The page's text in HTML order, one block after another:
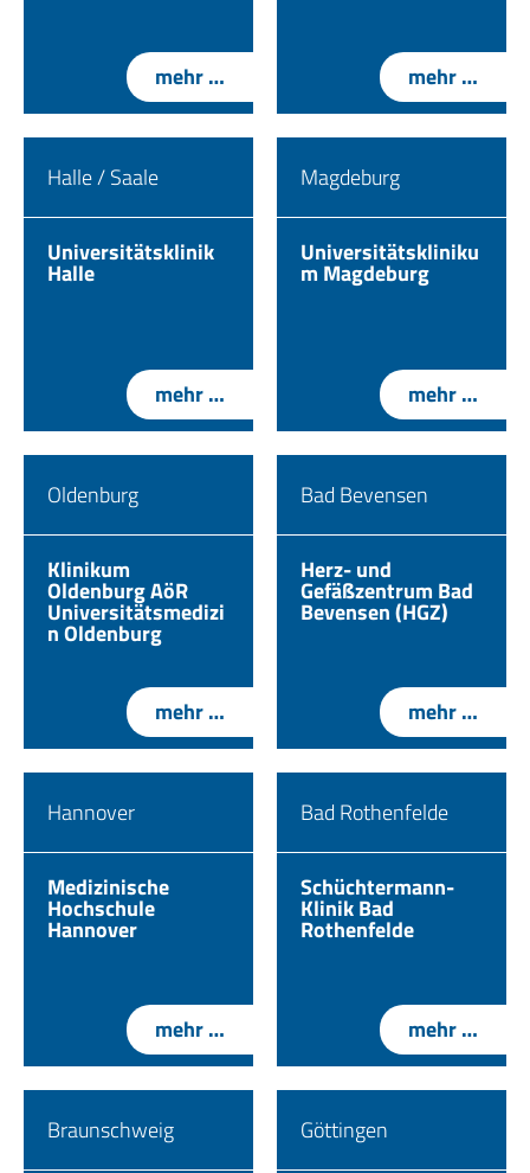
mehr … mehr …
Halle / Saale
Universitätsklinik
Halle
mehr …
Magdeburg
Universitätskliniku
m Magdeburg
mehr …
Oldenburg
Klinikum
Oldenburg AöR
Universitätsmedizi
n Oldenburg
mehr …
Bad Bevensen
Herz- und
Gefäßzentrum Bad
Bevensen (HGZ)
mehr …
Hannover
Medizinische
Hochschule
Hannover
mehr …
Bad Rothenfelde
Schüchtermann-
Klinik Bad
Rothenfelde
mehr …
Braunschweig Göttingen